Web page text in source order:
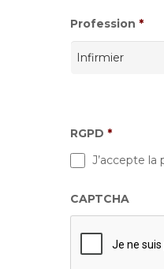
Profession *
RGPD *
J’accepte
CAPTCHA